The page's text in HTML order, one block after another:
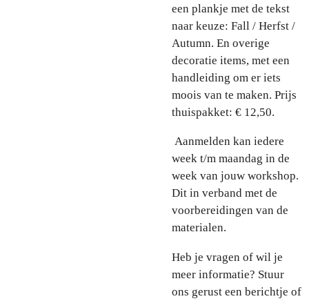
een plankje met de tekst
naar keuze: Fall / Herfst /
Autumn. En overige
decoratie items, met een
handleiding om er iets
moois van te maken. Prijs
thuispakket: € 12,50.
Aanmelden kan iedere
week t/m maandag in de
week van jouw workshop.
Dit in verband met de
voorbereidingen van de
materialen.
Heb je vragen of wil je
meer informatie? Stuur
ons gerust een berichtje of